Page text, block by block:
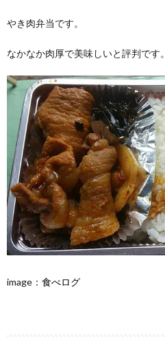
やき肉弁当です。
なかなか肉厚で美味しいと評判です。
image： 食べログ